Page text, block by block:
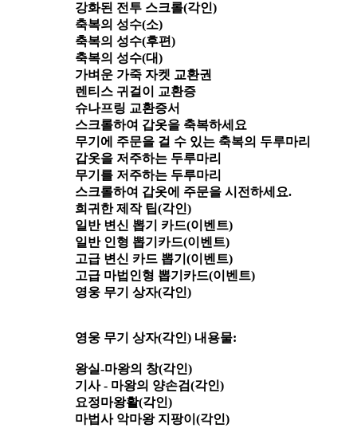
강화된 전투 스크롤(각인)
축복의 성수(소)
축복의 성수(후편)
축복의 성수(대)
가벼운 가죽 자켓 교환권
렌티스 귀걸이 교환증
슈나프링 교환증서
스크롤하여 갑옷을 축복하세요
무기에 주문을 걸 수 있는 축복의 두루마리
갑옷을 저주하는 두루마리
무기를 저주하는 두루마리
스크롤하여 갑옷에 주문을 시전하세요.
희귀한 제작 팁(각인)
일반 변신 뽑기 카드(이벤트)
일반 인형 뽑기카드(이벤트)
고급 변신 카드 뽑기(이벤트)
고급 마법인형 뽑기카드(이벤트)
영웅 무기 상자(각인)
영웅 무기 상자(각인) 내용물:
왕실-마왕의 창(각인)
기사 - 마왕의 양손검(각인)
요정마왕활(각인)
마법사 악마왕 지팡이(각인)